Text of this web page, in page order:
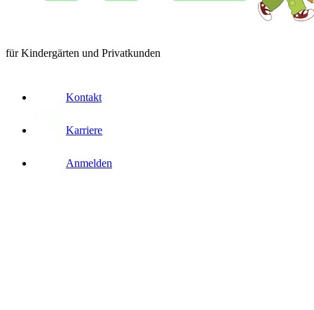
für Kindergärten und Privatkunden
Kontakt
Karriere
Anmelden